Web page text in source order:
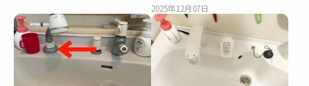
2025年12月07日